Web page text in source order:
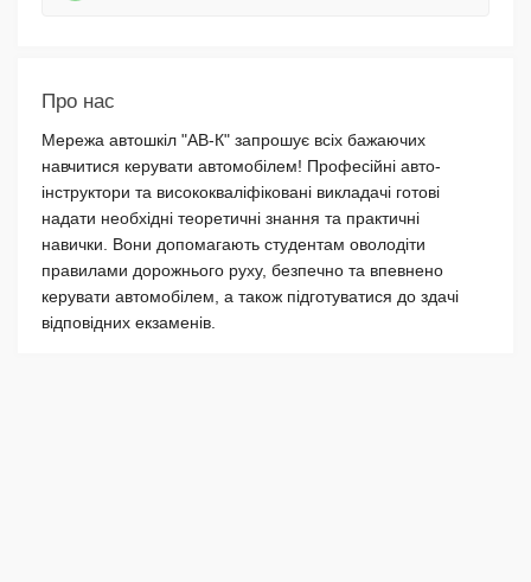
Про нас
Мережа автошкіл "АВ-К" запрошує всіх бажаючих
навчитися керувати автомобілем! Професійні авто-
інструктори та висококваліфіковані викладачі готові
надати необхідні теоретичні знання та практичні
навички. Вони допомагають студентам оволодіти
правилами дорожнього руху, безпечно та впевнено
керувати автомобілем, а також підготуватися до здачі
відповідних екзаменів.